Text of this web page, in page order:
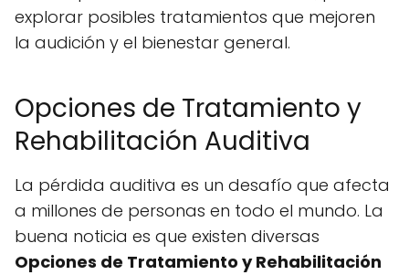
explorar posibles tratamientos que mejoren
la audición y el bienestar general.
Opciones de Tratamiento y
Rehabilitación Auditiva
La pérdida auditiva es un desafío que afecta
a millones de personas en todo el mundo. La
buena noticia es que existen diversas
Opciones de Tratamiento y Rehabilitación